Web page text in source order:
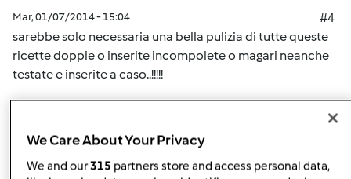
Mar, 01/07/2014 - 15:04
#4
sarebbe solo necessaria una bella pulizia di tutte queste
ricette doppie o inserite incompolete o magari neanche
testate e inserite a caso..!!!!!
Accedio registratiper poter commentare
We Care About Your Privacy
We and our315 partners store and access personal data,